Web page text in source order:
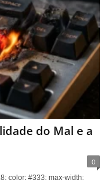
do Mal e a
0
color: #333; max-width: